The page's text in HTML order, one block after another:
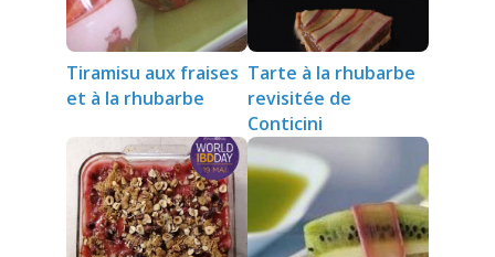
Tiramisu aux fraises
et à la rhubarbe
Tarte à la rhubarbe
revisitée de
Conticini